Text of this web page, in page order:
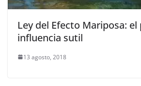
Ley del Efecto Mariposa: el
influencia sutil
13 agosto, 2018